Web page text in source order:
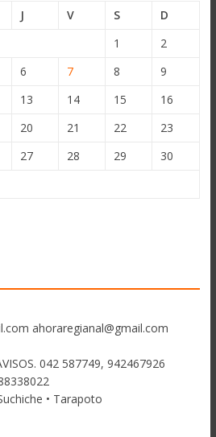
J V S
D
1
2
6 7 8
9
13 14 15
16
20 21 22
23
27 28 29
30
ahoraregianal@gmail.com
042 587749, 942467926
• Tarapoto